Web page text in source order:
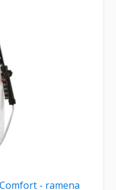
- ramena